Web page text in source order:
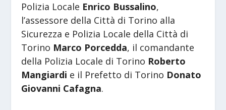
Polizia Locale Enrico Bussalino,
l’assessore della Città di Torino alla
Sicurezza e Polizia Locale della Città di
Torino Marco Porcedda, il comandante
della Polizia Locale di Torino Roberto
Mangiardi e il Prefetto di Torino Donato
Giovanni Cafagna.